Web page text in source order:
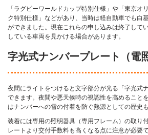
「ラグビーワールドカップ特別仕様」や「東京オ
ク特別仕様」などがあり、当時は軽自動車でも白
ができました。現在これらの申し込みは終了して
している車両を見かける場合があります。
字光式ナンバープレート（電
夜間にライトをつけると文字部分が光る「字光式
できます。夜間や悪天候時の視認性を高めること
はナンバーへの雪の付着を防ぐ熱源としての歴史も
装着には専用の照明器具（専用フレーム）の取り
レートより交付手数料も高くなる点に注意が必要